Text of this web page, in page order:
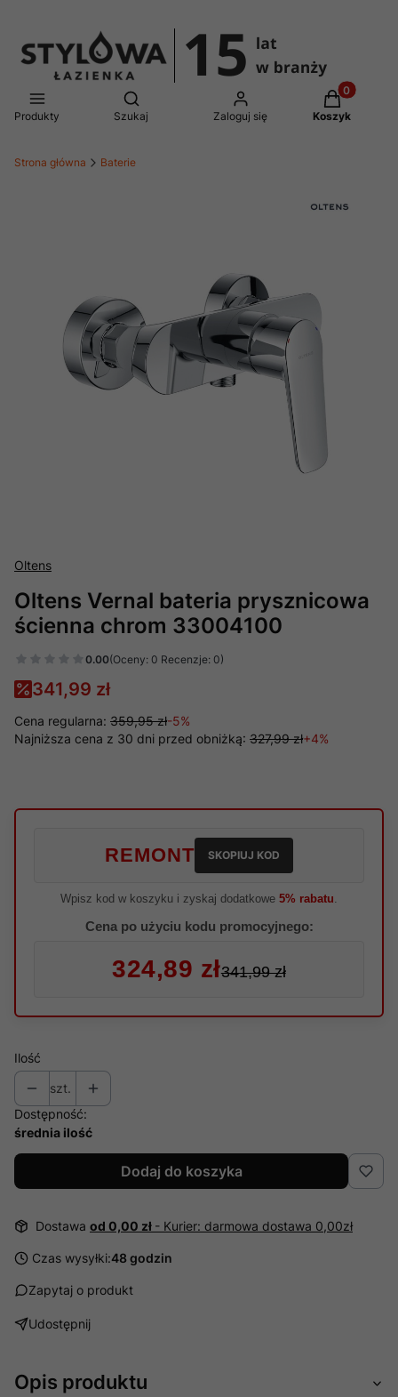
Produkty
Otwórz wyszukiwarkę
Szukaj Zaloguj się
Produkty
Koszyk
Strona główna Baterie
Oltens
Oltens Vernal bateria prysznicowa
ścienna chrom 33004100
0.00(Oceny: 0 Recenzje: 0)
341,99 zł
Cena regularna: 359,95 zł-5%
Najniższa cena z 30 dni przed obniżką: 327,99 zł+4%
REMONT SKOPIUJ KOD
Wpisz kod w koszyku i zyskaj dodatkowe 5% rabatu.
Cena po użyciu kodu promocyjnego:
324,89 zł341,99 zł
Ilość
szt.
Dostępność:
średnia ilość
Dodaj do koszyka
Dostawa od 0,00 zł - Kurier: darmowa dostawa 0,00zł
Czas wysyłki:48 godzin
Zapytaj o produkt
Udostępnij
Opis produktu